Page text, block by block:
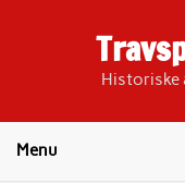
Historiske
Menu